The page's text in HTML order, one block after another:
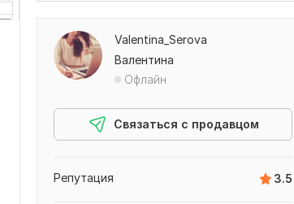
Valentina_Serova
Валентина
Офлайн
Связаться с продавцом
3.5
Репутация